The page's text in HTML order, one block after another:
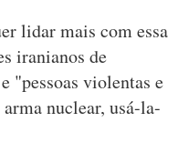
lidar mais com essa
iranianos de
"pessoas violentas e
nuclear, usá-la-